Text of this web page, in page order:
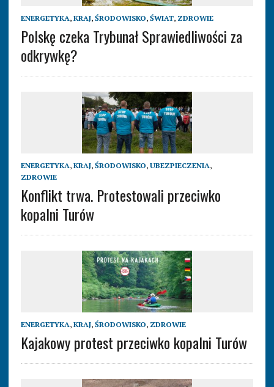
ENERGETYKA, KRAJ, ŚRODOWISKO, ŚWIAT, ZDROWIE
Polskę czeka Trybunał Sprawiedliwości za
odkrywkę?
ENERGETYKA, KRAJ, ŚRODOWISKO, UBEZPIECZENIA,
ZDROWIE
Konflikt trwa. Protestowali przeciwko
kopalni Turów
ENERGETYKA, KRAJ, ŚRODOWISKO, ZDROWIE
Kajakowy protest przeciwko kopalni Turów